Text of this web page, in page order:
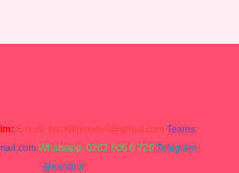
E-mail: backlinkpaneli@gmail.com Teams:
Whatsapp: 0262 606 0 726 Telegram:
@karabul